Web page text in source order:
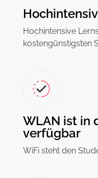
Hochintensive
kostengünstigsten
WLAN ist in
verfügbar
WiFi steht den